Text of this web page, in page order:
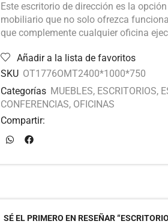
Este escritorio de dirección es la
mobiliario que no solo ofrezca
que complemente cualquier oficina
Añadir a la lista de favoritos
SKU OT1776OMT2400*1000*750
Categorías MUEBLES, ESCRITORIOS,
CONFERENCIAS, OFICINAS
Compartir:
SÉ EL PRIMERO EN RESEÑAR